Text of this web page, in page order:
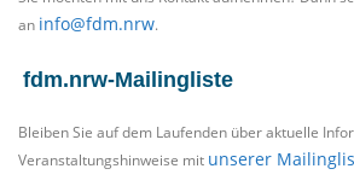
an info@fdm.nrw.
fdm.nrw-Mailingliste
Bleiben Sie auf dem Laufenden über aktuelle
Veranstaltungshinweise mit unserer